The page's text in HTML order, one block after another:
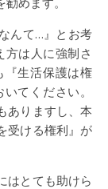
んて…』とお考
は人に強制さ
『生活保護は権
てください。
ありますし、本
受ける権利』が
はとても助けら